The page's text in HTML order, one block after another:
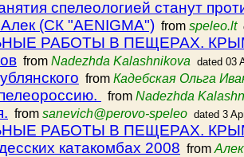
спелеологией станут
(СК "AENIGMA") from speleo.lt
РАБОТЫ В ПЕЩЕРАХ.
from Nadezhda Kalashnikova dated 03
from Кадебская Ольга
from Nadezhda
from sanevich@perovo-speleo dated 3
РАБОТЫ В ПЕЩЕРАХ.
катакомбах 2008 from